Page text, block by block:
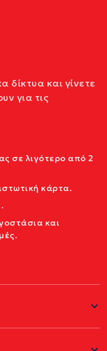
δίκτυα και γίνετε
για τις
σε λιγότερο από 2
κάρτα.
και